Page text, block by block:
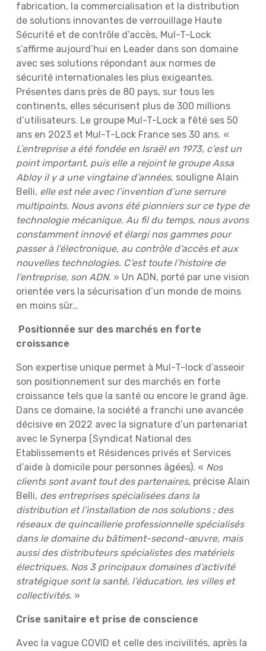
fabrication, la commercialisation et la distribution
de solutions innovantes de verrouillage Haute
Sécurité et de contrôle d’accès, Mul-T-Lock
s’affirme aujourd’hui en Leader dans son domaine
avec ses solutions répondant aux normes de
sécurité internationales les plus exigeantes.
Présentes dans près de 80 pays, sur tous les
continents, elles sécurisent plus de 300 millions
d’utilisateurs. Le groupe Mul-T-Lock a fêté ses 50
ans en 2023 et Mul-T-Lock France ses 30 ans. «
L’entreprise a été fondée en Israël en 1973, c’est un
point important, puis elle a rejoint le groupe Assa
Abloy il y a une vingtaine d’années, souligne Alain
Belli, elle est née avec l’invention d’une serrure
multipoints. Nous avons été pionniers sur ce type de
technologie mécanique. Au fil du temps, nous avons
constamment innové et élargi nos gammes pour
passer à l’électronique, au contrôle d’accès et aux
nouvelles technologies. C’est toute l’histoire de
l’entreprise, son ADN. » Un ADN, porté par une vision
orientée vers la sécurisation d’un monde de moins
en moins sûr…
Positionnée sur des marchés en forte
croissance
Son expertise unique permet à Mul-T-lock d’asseoir
son positionnement sur des marchés en forte
croissance tels que la santé ou encore le grand âge.
Dans ce domaine, la société a franchi une avancée
décisive en 2022 avec la signature d’un partenariat
avec le Synerpa (Syndicat National des
Etablissements et Résidences privés et Services
d’aide à domicile pour personnes âgées). « Nos
clients sont avant tout des partenaires,précise Alain
Belli, des entreprises spécialisées dans la
distribution et l’installation de nos solutions ; des
réseaux de quincaillerie professionnelle spécialisés
dans le domaine du bâtiment-second-œuvre, mais
aussi des distributeurs spécialistes des matériels
électriques. Nos 3 principaux domaines d’activité
stratégique sont la santé, l’éducation, les villes et
collectivités. »
Crise sanitaire et prise de conscience
Avec la vague COVID et celle des incivilités, après la